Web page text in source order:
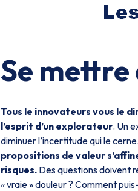
Se
Tous le innovateurs vous le
l’esprit d’un explorateur. Un
diminuer l’incertitude qui le
propositions de valeur
risques. Des questions doivent
« vraie » douleur ? Comment